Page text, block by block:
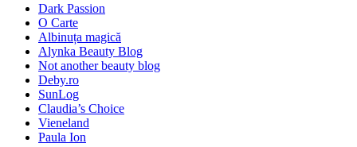
Dark Passion
O Carte
Albinuța magică
Alynka Beauty Blog
Not another beauty blog
Deby.ro
SunLog
Claudia’s Choice
Vieneland
Paula Ion